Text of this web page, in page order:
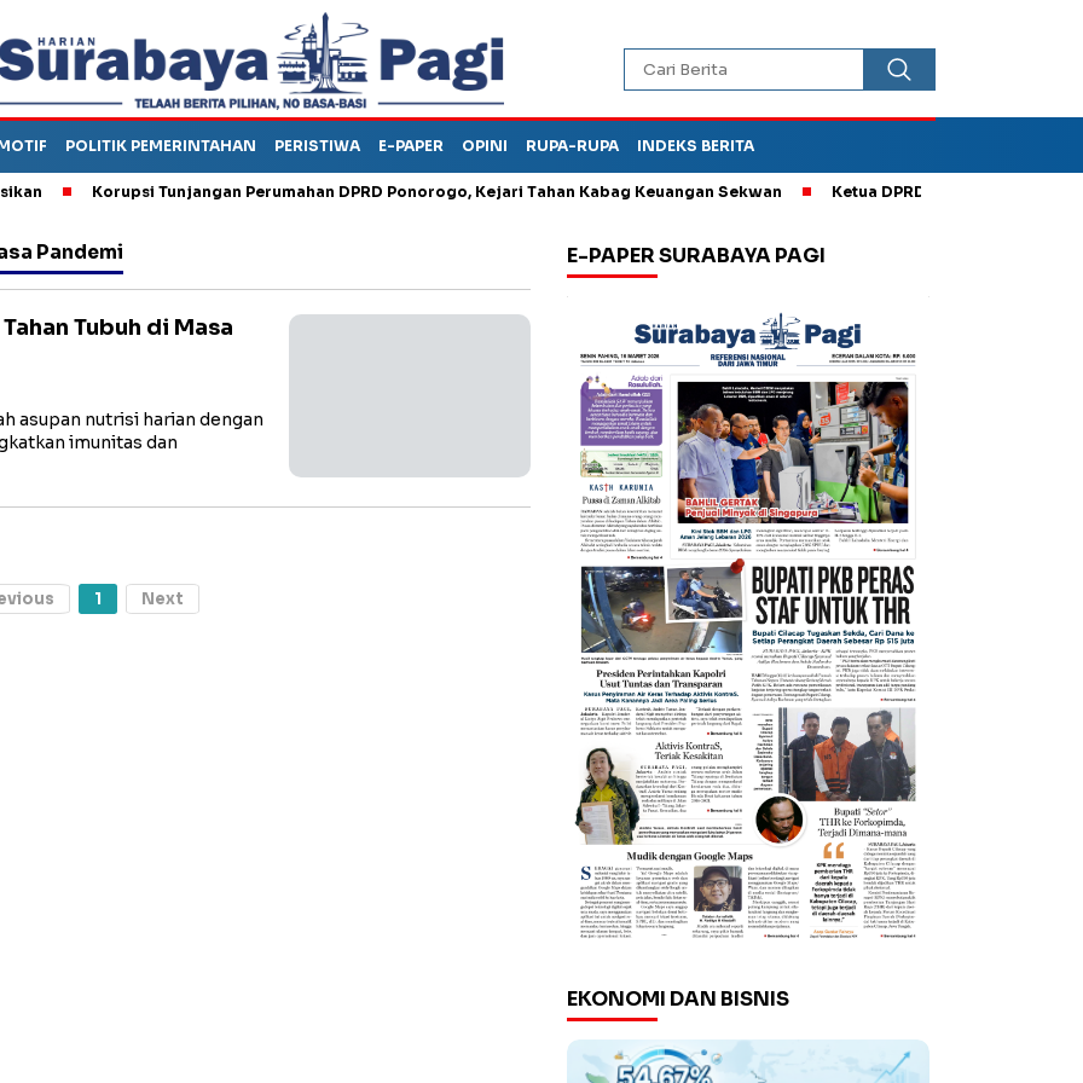
POLITIK PEMERINTAHAN PERISTIWA E-PAPER OPINI RUPA-RUPA INDEKS BERITA
Korupsi Tunjangan Perumahan DPRD Ponorogo, Kejari Tahan Kabag Keuangan Sekwan Ketua DPRD Kota Madiun Sebut
Pandemi
Tubuh di Masa
asupan nutrisi harian dengan
imunitas dan
1 Next
E-PAPER SURABAYA PAGI
EKONOMI DAN BISNIS